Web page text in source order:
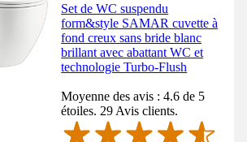
Set de WC suspendu
form&style SAMAR cuvette à
fond creux sans bride blanc
brillant avec abattant WC et
technologie Turbo-Flush
Moyenne des avis : 4.6 de 5
étoiles. 29 Avis clients.